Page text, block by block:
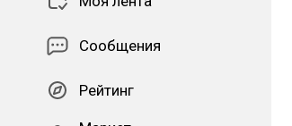
Сообщения
Рейтинг